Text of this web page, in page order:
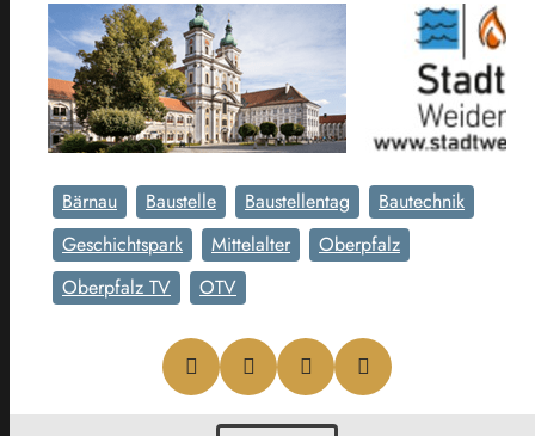
Bärnau Baustelle Baustellentag
Bautechnik
Geschichtspark
Mittelalter
Oberpfalz
Oberpfalz TV
OTV